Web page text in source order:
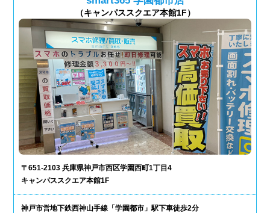
（キャンパススクエア本館1F）
〒651-2103 兵庫県神戸市西区学園西町1丁目4
キャンパススクエア本館1F
神戸市営地下鉄西神山手線「学園都市」駅下車徒歩2分